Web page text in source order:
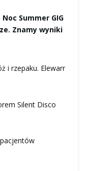
Summer GIG
Znamy wyniki
i rzepaku. Elewarr
Silent Disco